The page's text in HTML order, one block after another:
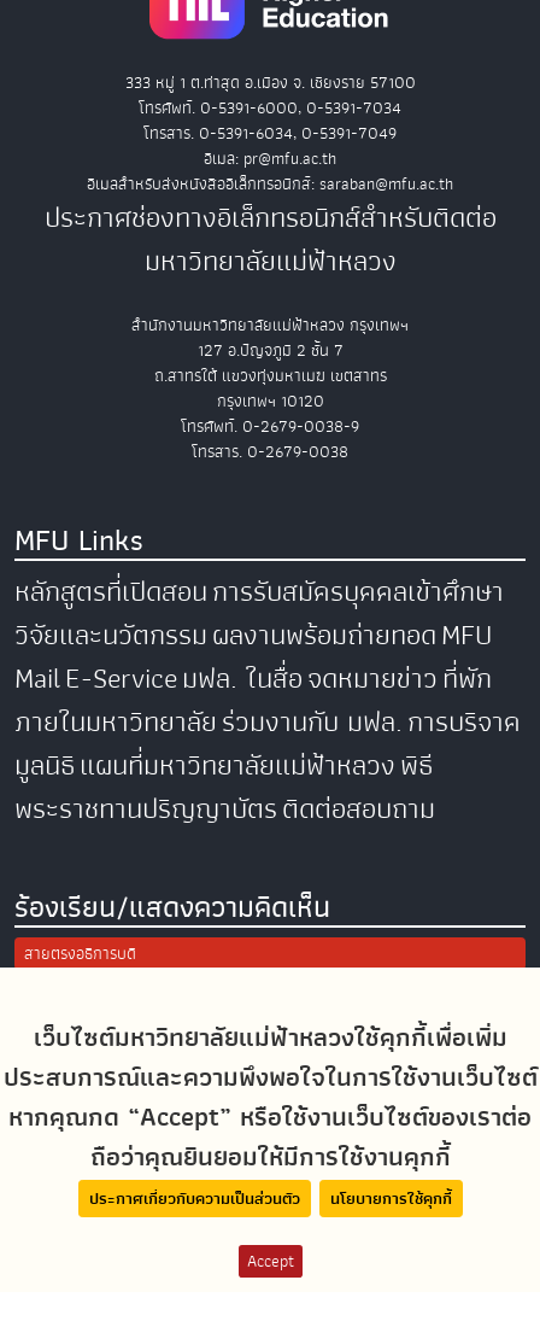
เว็บไซต์มหาวิทยาลัยแม่ฟ้าหลวงใช้คุกกี้เพื่อเพิ่ม
ประสบการณ์และความพึงพอใจในการใช้งานเว็บไซต์
หากคุณกด “Accept” หรือใช้งานเว็บไซต์ของเราต่อ
ถือว่าคุณยินยอมให้มีการใช้งานคุกกี้
ประกาศเกี่ยวกับความเป็นส่วนตัว นโยบายการใช้คุกกี้
Accept
333 หมู่ 1 ต.ท่าสุด อ.เมือง จ. เชียงราย 57100
โทรศัพท์. 0-5391-6000, 0-5391-7034
โทรสาร. 0-5391-6034, 0-5391-7049
อีเมล: pr@mfu.ac.th
อีเมลสำหรับส่งหนังสืออิเล็กทรอนิกส์: saraban@mfu.ac.th
ประกาศช่องทางอิเล็กทรอนิกส์สำหรับติดต่อ
มหาวิทยาลัยแม่ฟ้าหลวง
สำนักงานมหาวิทยาลัยแม่ฟ้าหลวง กรุงเทพฯ
127 อ.ปัญจภูมิ 2 ชั้น 7
ถ.สาทรใต้ แขวงทุ่งมหาเมฆ เขตสาทร
กรุงเทพฯ 10120
โทรศัพท์. 0-2679-0038-9
โทรสาร. 0-2679-0038
MFU Links
หลักสูตรที่เปิดสอนการรับสมัครบุคคลเข้าศึกษา
วิจัยและนวัตกรรมผลงานพร้อมถ่ายทอดMFU
MailE-Serviceมฟล. ในสื่อจดหมายข่าวที่พัก
ภายในมหาวิทยาลัยร่วมงานกับ มฟล.การบริจาค
มูลนิธิแผนที่มหาวิทยาลัยแม่ฟ้าหลวงพิธี
พระราชทานปริญญาบัตรติดต่อสอบถาม
ร้องเรียน/แสดงความคิดเห็น
สายตรงอธิการบดี
ประเมินความพึงพอใจในการใช้งานเว็บไซต์ มฟล.
Site Map
Social Media